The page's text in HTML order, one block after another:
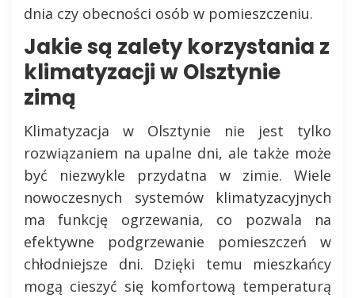
dnia czy obecności osób w pomieszczeniu.
Jakie są zalety korzystania z
klimatyzacji w Olsztynie
zimą
Klimatyzacja w Olsztynie nie jest tylko
rozwiązaniem na upalne dni, ale także może
być niezwykle przydatna w zimie. Wiele
nowoczesnych systemów klimatyzacyjnych
ma funkcję ogrzewania, co pozwala na
efektywne podgrzewanie pomieszczeń w
chłodniejsze dni. Dzięki temu mieszkańcy
mogą cieszyć się komfortową temperaturą